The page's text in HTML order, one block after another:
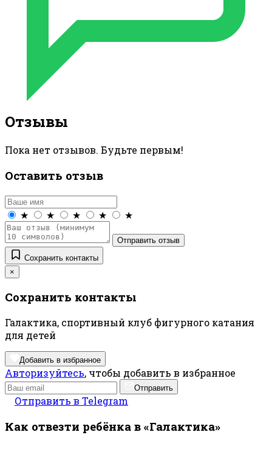
Отзывы
Пока нет отзывов. Будьте первым!
Оставить отзыв
★ ★ ★ ★ ★
Отправить отзыв
Сохранить контакты
×
Сохранить контакты
Галактика, спортивный клуб фигурного катания
для детей
Добавить в избранное
Авторизуйтесь, чтобы добавить в избранное
Отправить
Отправить в Telegram
Как отвезти ребёнка в «Галактика»